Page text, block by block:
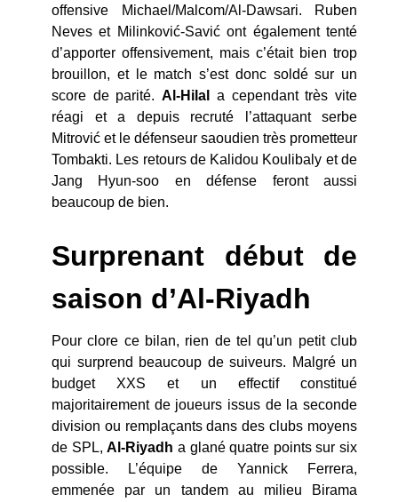
offensive Michael/Malcom/Al-Dawsari. Ruben
Neves et Milinković-Savić ont également tenté
d’apporter offensivement, mais c’était bien trop
brouillon, et le match s’est donc soldé sur un
score de parité.Al-Hilal
a cependant très vite
réagi et a depuis recruté l’attaquant serbe
Mitrović et le défenseur saoudien très prometteur
Tombakti. Les retours de Kalidou Koulibaly et de
Jang Hyun-soo en défense feront aussi
beaucoup de bien.
Surprenant début de
saison d’Al-Riyadh
Pour clore ce bilan, rien de tel qu’un petit club
qui surprend beaucoup de suiveurs. Malgré un
budget XXS et un effectif constitué
majoritairement de joueurs issus de la seconde
division ou remplaçants dans des clubs moyens
de SPL,Al-Riyadh a glané quatre points sur six
possible. L’équipe de Yannick Ferrera,
emmenée par un tandem au milieu Birama